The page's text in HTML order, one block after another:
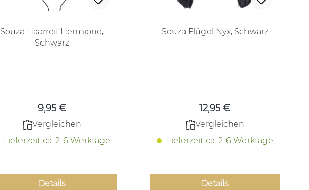
Souza Haarreif Hermione,
Schwarz
9,95 €
Vergleichen
Lieferzeit ca. 2-6 Werktage
Details
Souza Flügel Nyx, Schwarz
12,95 €
Vergleichen
Lieferzeit ca. 2-6 Werktage
Details